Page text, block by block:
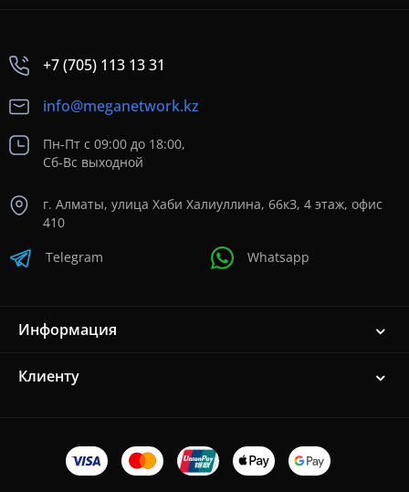
+7 (705) 113 13 31
info@meganetwork.kz
Пн-Пт с 09:00 до 18:00,
Сб-Вс выходной
г. Алматы, улица Хаби Халиуллина, 66кЗ, 4 этаж, офис
410
Telegram Whatsapp
Информация
Клиенту